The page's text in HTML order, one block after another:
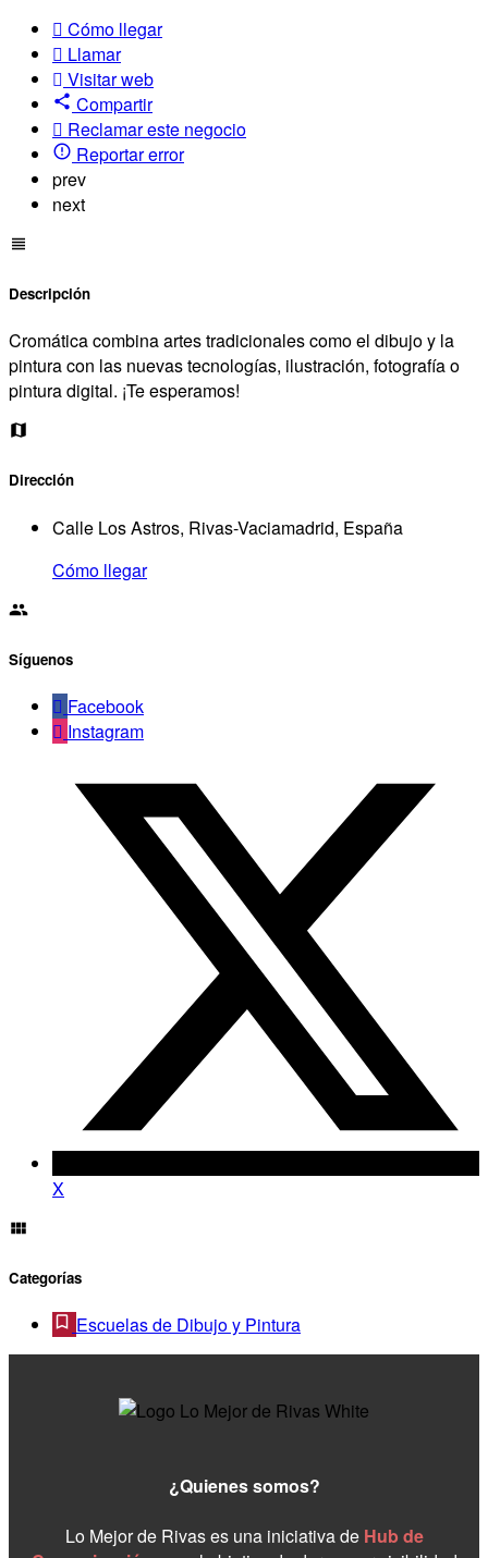
Cómo llegar
Llamar
Visitar web
Compartir
Reclamar este negocio
Reportar error
prev
next
Descripción
Cromática combina artes tradicionales como el dibujo y la
pintura con las nuevas tecnologías, ilustración, fotografía o
pintura digital. ¡Te esperamos!
Dirección
Calle Los Astros, Rivas-Vaciamadrid, España
Cómo llegar
Síguenos
Facebook
Instagram
X
Categorías
Escuelas de Dibujo y Pintura
¿Quienes somos?
Lo Mejor de Rivas es una iniciativa de Hub de